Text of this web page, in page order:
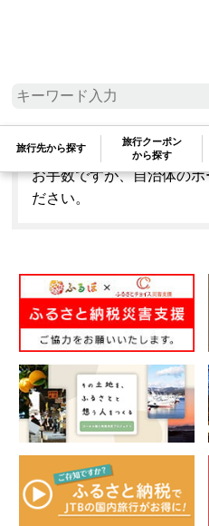
旅行先から探す
旅行クーポン
から探す
「岩手県葛巻町」はふる
はできません。
お手数ですが、自治体の
ださい。